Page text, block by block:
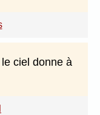
ciel donne à